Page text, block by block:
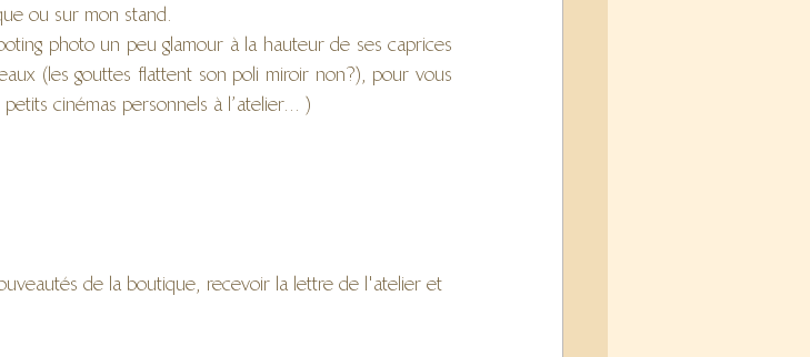
ou sur mon stand.
photo un peu glamour à la hauteur de ses caprices
(les gouttes flattent son poli miroir non?), pour vous
cinémas personnels à l’atelier... )
de la boutique, recevoir la lettre de l'atelier et